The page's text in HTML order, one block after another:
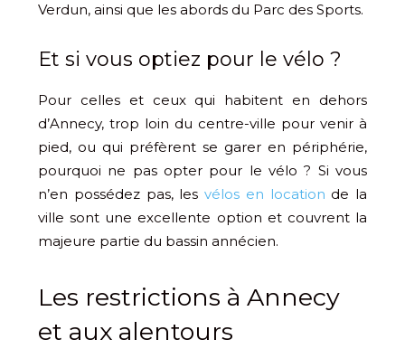
Verdun, ainsi que les abords du Parc des Sports.
Et si vous optiez pour le vélo ?
Pour celles et ceux qui habitent en dehors
d’Annecy, trop loin du centre-ville pour venir à
pied, ou qui préfèrent se garer en périphérie,
pourquoi ne pas opter pour le vélo ? Si vous
n’en possédez pas, les vélos en location de la
ville sont une excellente option et couvrent la
majeure partie du bassin annécien.
Les restrictions à Annecy
et aux alentours